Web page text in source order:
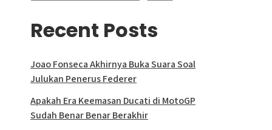
Recent Posts
Joao Fonseca Akhirnya Buka Suara Soal
Julukan Penerus Federer
Apakah Era Keemasan Ducati di MotoGP
Sudah Benar Benar Berakhir